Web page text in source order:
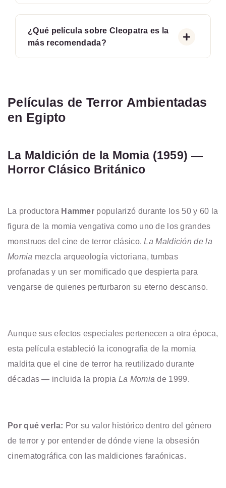
¿Qué película sobre Cleopatra es la
más recomendada?
Películas de Terror Ambientadas
en Egipto
La Maldición de la Momia (1959) —
Horror Clásico Británico
La productora Hammer popularizó durante los 50 y 60 la
figura de la momia vengativa como uno de los grandes
monstruos del cine de terror clásico.La Maldición de la
Momia mezcla arqueología victoriana, tumbas
profanadas y un ser momificado que despierta para
vengarse de quienes perturbaron su eterno descanso.
Aunque sus efectos especiales pertenecen a otra época,
esta película estableció la iconografía de la momia
maldita que el cine de terror ha reutilizado durante
décadas — incluida la propia La Momia de 1999.
Por qué verla: Por su valor histórico dentro del género
de terror y por entender de dónde viene la obsesión
cinematográfica con las maldiciones faraónicas.